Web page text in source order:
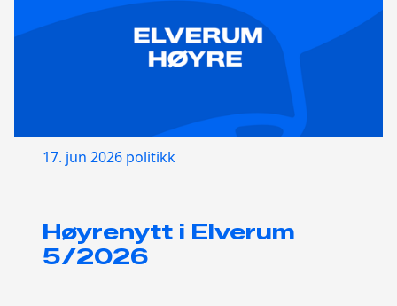
17. jun 2026 politikk
Høyrenytt i Elverum
5/2026